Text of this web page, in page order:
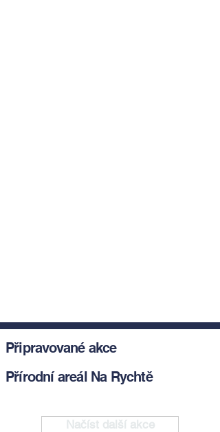
Připravované akce
Přírodní areál Na Rychtě
Načíst další akce